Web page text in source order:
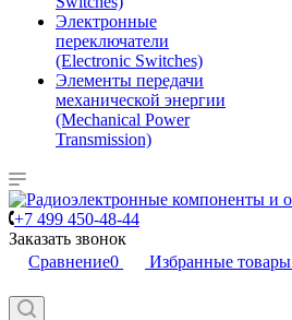
Электронные
переключатели
(Electronic Switches)
Элементы передачи
механической энергии
(Mechanical Power
Transmission)
+7 499 450-48-44
Заказать звонок
Сравнение0 Избранные товары